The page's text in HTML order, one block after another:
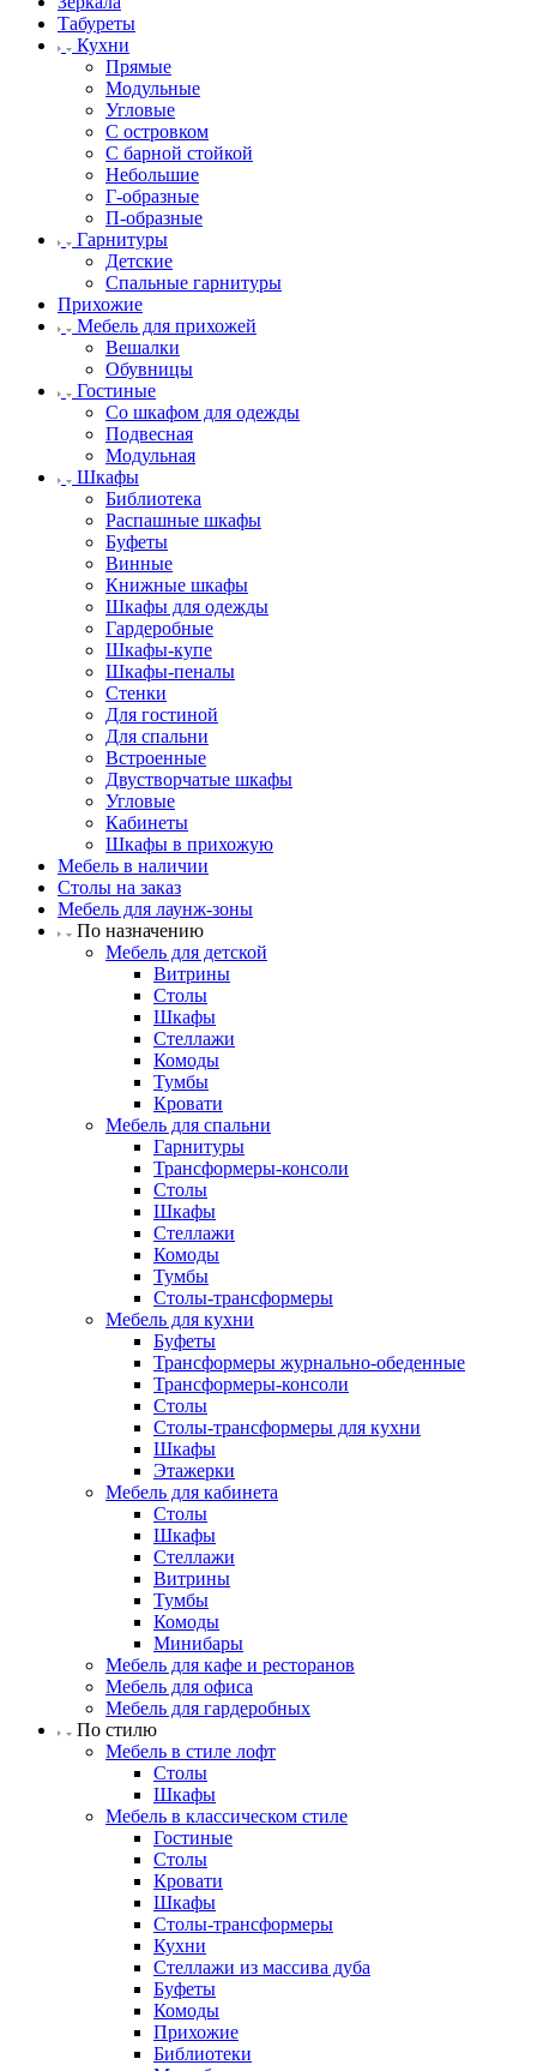
Табуреты
Кухни
Прямые
Модульные
Угловые
С островком
С барной стойкой
Небольшие
Г-образные
П-образные
Гарнитуры
Детские
Спальные гарнитуры
Прихожие
Мебель для прихожей
Вешалки
Обувницы
Гостиные
Со шкафом для одежды
Подвесная
Модульная
Шкафы
Библиотека
Распашные шкафы
Буфеты
Винные
Книжные шкафы
Шкафы для одежды
Гардеробные
Шкафы-купе
Шкафы-пеналы
Стенки
Для гостиной
Для спальни
Встроенные
Двустворчатые шкафы
Угловые
Кабинеты
Шкафы в прихожую
Мебель в наличии
Столы на заказ
Мебель для лаунж-зоны
По назначению
Мебель для детской
Витрины
Столы
Шкафы
Стеллажи
Комоды
Тумбы
Кровати
Мебель для спальни
Гарнитуры
Трансформеры-консоли
Столы
Шкафы
Стеллажи
Комоды
Тумбы
Столы-трансформеры
Мебель для кухни
Буфеты
Трансформеры журнально-обеденные
Трансформеры-консоли
Столы
Столы-трансформеры для кухни
Шкафы
Этажерки
Мебель для кабинета
Столы
Шкафы
Стеллажи
Витрины
Тумбы
Комоды
Минибары
Мебель для кафе и ресторанов
Мебель для офиса
Мебель для гардеробных
По стилю
Мебель в стиле лофт
Столы
Шкафы
Мебель в классическом стиле
Гостиные
Столы
Кровати
Шкафы
Столы-трансформеры
Кухни
Стеллажи из массива дуба
Буфеты
Комоды
Прихожие
Библиотеки